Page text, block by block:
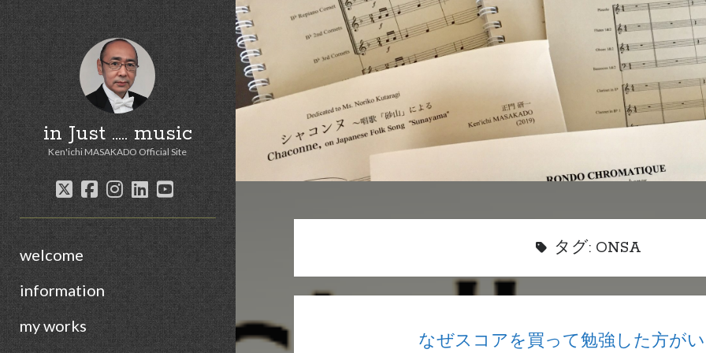
in Just ..... music
Ken'ichi MASAKADO Official Site
twitter
facebook
instagram
linkedin
youtube
welcome
information
my works
タグ: ONSA
なぜスコアを買って勉強した方が